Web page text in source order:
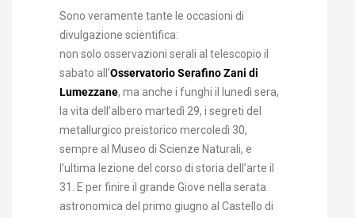
Sono veramente tante le occasioni di
divulgazione scientifica:
non solo osservazioni serali al telescopio il
sabato all’Osservatorio Serafino Zani di
Lumezzane, ma anche i funghi il lunedì sera,
la vita dell’albero martedì 29, i segreti del
metallurgico preistorico mercoledì 30,
sempre al Museo di Scienze Naturali, e
l’ultima lezione del corso di storia dell’arte il
31. E per finire il grande Giove nella serata
astronomica del primo giugno al Castello di